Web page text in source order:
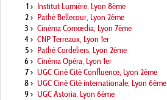
1> Institut Lumière, Lyon 8ème
2> Pathé Bellecour, Lyon 2ème
3 > Cinéma Comœdia, Lyon 7ème
4> CNP Terreaux, Lyon 1er
5> Pathé Cordeliers, Lyon 2ème
6> Cinéma Opéra, Lyon 1er
7> UGC Ciné Cité Confluence, Lyon 2ème
8> UGC Ciné Cité internationale, Lyon 6ème
9> UGC Astoria, Lyon 6ème